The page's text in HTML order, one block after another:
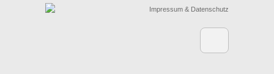
Impressum & Datenschutz